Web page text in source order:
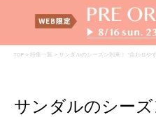
TOP> 特集一覧 > サンダルのシーズン到来！ ”合わせや
サンダルのシー